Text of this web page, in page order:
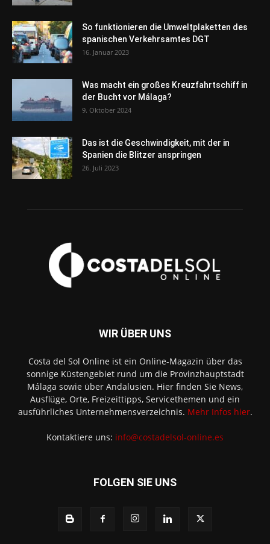
So funktionieren die Umweltplaketten des
spanischen Verkehrsamtes DGT
16. Januar 2023
Was macht ein großes Kreuzfahrtschiff in
der Bucht vor Málaga?
9. Oktober 2024
Das ist die Geschwindigkeit, mit der in
Spanien die Blitzer anspringen
26. Juli 2023
WIR ÜBER UNS
Costa del Sol Online ist ein Online-Magazin über das
sonnige Küstengebiet rund um die Provinzhauptstadt
Málaga sowie über Andalusien. Hier finden Sie News,
Ausflüge, Orte, Freizeittipps, Servicethemen und ein
ausführliches Unternehmensverzeichnis. Mehr Infos hier.
Kontaktiere uns: info@costadelsol-online.es
FOLGEN SIE UNS